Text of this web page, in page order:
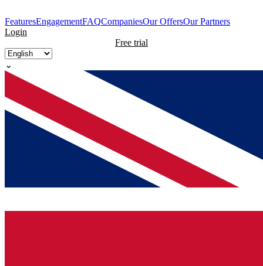
FeaturesEngagementFAQCompaniesOur OffersOur Partners
Login
Free trial
⌄